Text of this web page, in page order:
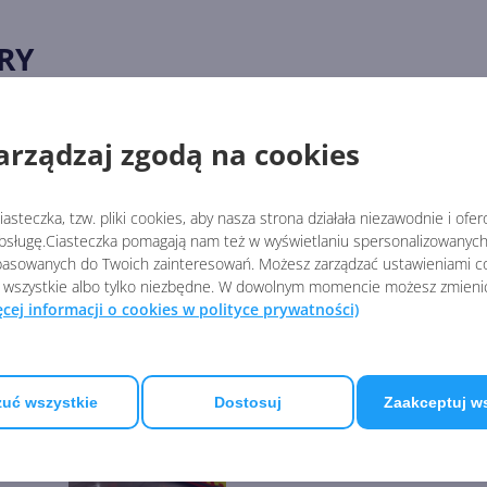
zgodą na cookies
tzw. pliki cookies, aby nasza strona działała niezawodnie i
pomagają nam też w wyświetlaniu
do Twoich zainteresowań. Możesz zarządzać ustawieniami
albo tylko niezbędne. W dowolnym momencie możesz
informacji o cookies w polityce prywatności)
wszystkie Dostosuj Zaakceptuj
Gracze Minecrafta
Microsoft wypuści
pracach nad S.T.A.L.K.E.R. 2
Microsoft Flight Simulator